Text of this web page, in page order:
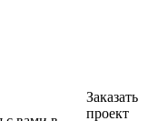
Заказать
проект